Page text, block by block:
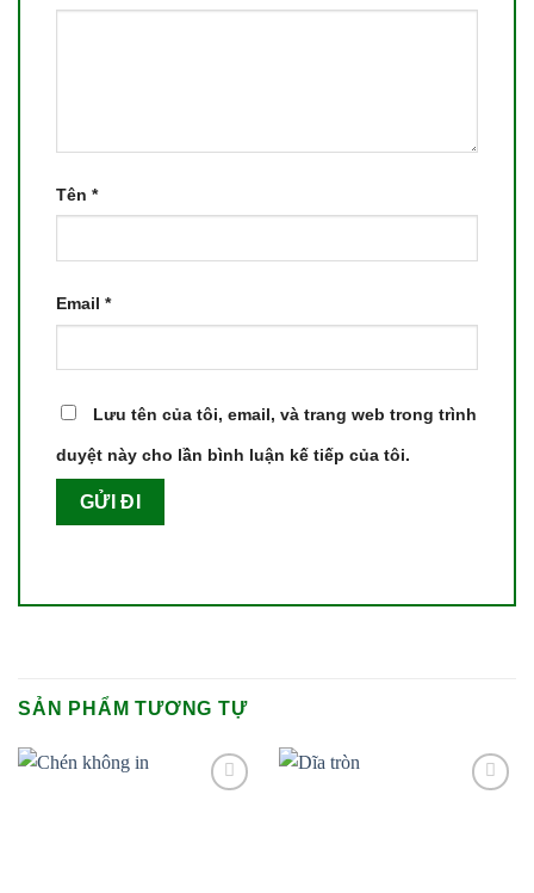
Tên *
Email *
Lưu tên của tôi, email, và trang web trong trình
duyệt này cho lần bình luận kế tiếp của tôi.
SẢN PHẨM TƯƠNG TỰ